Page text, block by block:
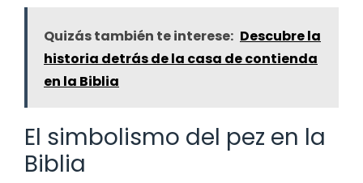
Quizás también te interese: Descubre la
historia detrás de la casa de contienda
en la Biblia
El simbolismo del pez en la
Biblia